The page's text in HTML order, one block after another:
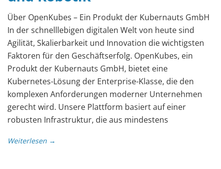
Über OpenKubes – Ein Produkt der Kubernauts GmbH
In der schnelllebigen digitalen Welt von heute sind
Agilität, Skalierbarkeit und Innovation die wichtigsten
Faktoren für den Geschäftserfolg. OpenKubes, ein
Produkt der Kubernauts GmbH, bietet eine
Kubernetes-Lösung der Enterprise-Klasse, die den
komplexen Anforderungen moderner Unternehmen
gerecht wird. Unsere Plattform basiert auf einer
robusten Infrastruktur, die aus mindestens
Weiterlesen →